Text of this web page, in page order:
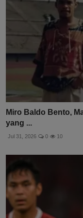
Miro Baldo Bento,
yang ...
Jul 31, 2026 0 10